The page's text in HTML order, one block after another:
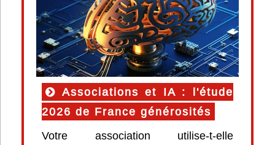
Associations et IA : l'étude
2026 de France générosités
Votre association utilise-t-elle